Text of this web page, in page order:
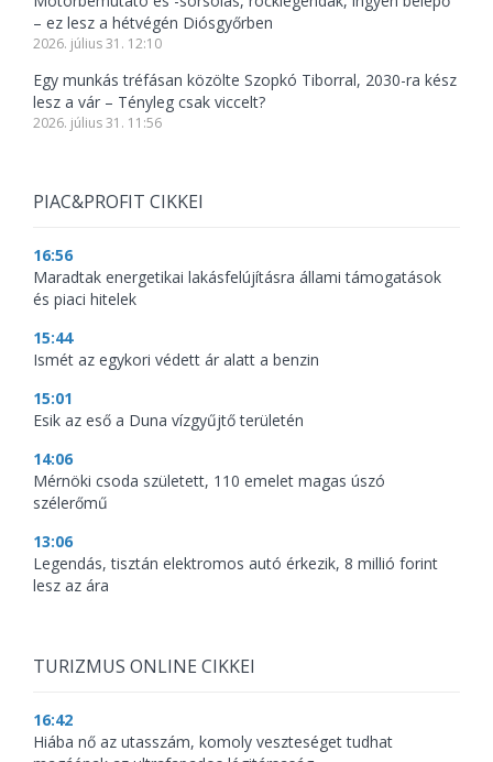
– ez lesz a hétvégén Diósgyőrben
2026. július 31. 12:10
Egy munkás tréfásan közölte Szopkó Tiborral, 2030-ra kész
lesz a vár – Tényleg csak viccelt?
2026. július 31. 11:56
PIAC&PROFIT CIKKEI
16:56
Maradtak energetikai lakásfelújításra állami támogatások
és piaci hitelek
15:44
Ismét az egykori védett ár alatt a benzin
15:01
Esik az eső a Duna vízgyűjtő területén
14:06
Mérnöki csoda született, 110 emelet magas úszó
szélerőmű
13:06
Legendás, tisztán elektromos autó érkezik, 8 millió forint
lesz az ára
TURIZMUS ONLINE CIKKEI
16:42
Hiába nő az utasszám, komoly veszteséget tudhat